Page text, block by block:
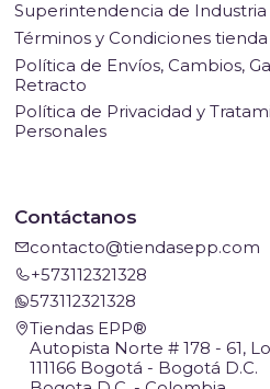
Superintendencia de
Términos y Condiciones
Política de Envíos, Cambios,
Retracto
Política de Privacidad y
Personales
Contáctanos
contacto@tiendasepp.com
+573112321328
573112321328
Tiendas EPP®
Autopista Norte # 178 - 61,
111166 Bogotá - Bogotá D.C.